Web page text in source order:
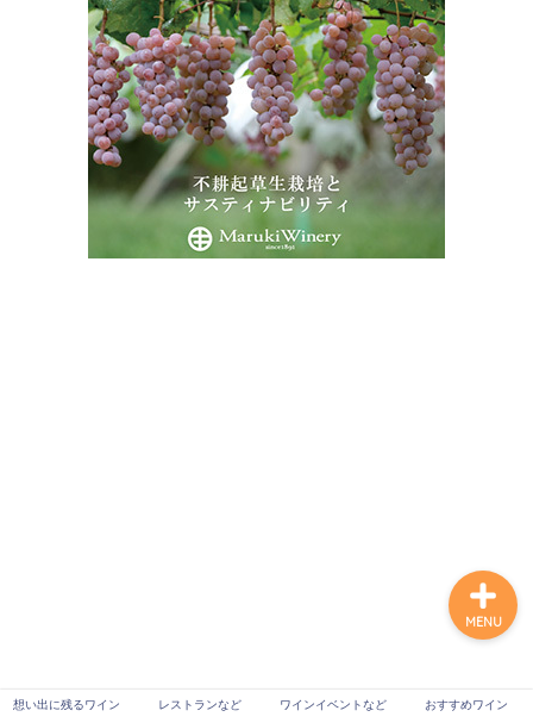
想い出に残るワイン レストランなど ワインイベントなど おすすめワイン
MENU